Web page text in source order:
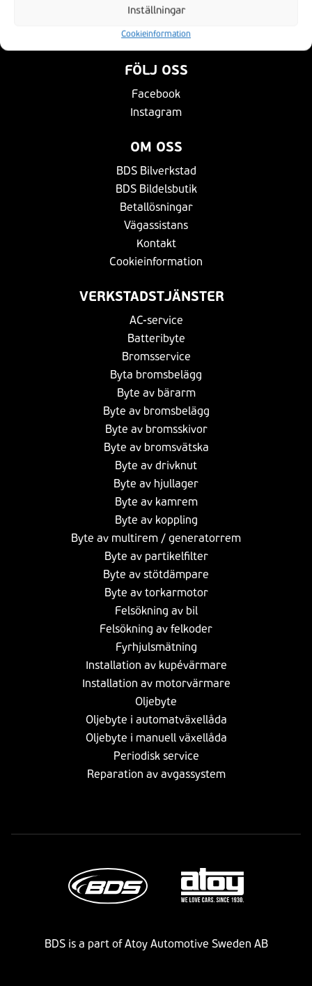
Inställningar
Cookieinformation
BLI EN AV OSS
Bli en av oss
FÖLJ OSS
Facebook
Instagram
OM OSS
BDS Bilverkstad
BDS Bildelsbutik
Betallösningar
Vägassistans
Kontakt
Cookieinformation
VERKSTADSTJÄNSTER
AC-service
Batteribyte
Bromsservice
Byta bromsbelägg
Byte av bärarm
Byte av bromsbelägg
Byte av bromsskivor
Byte av bromsvätska
Byte av drivknut
Byte av hjullager
Byte av kamrem
Byte av koppling
Byte av multirem / generatorrem
Byte av partikelfilter
Byte av stötdämpare
Byte av torkarmotor
Felsökning av bil
Felsökning av felkoder
Fyrhjulsmätning
Installation av kupévärmare
Installation av motorvärmare
Oljebyte
Oljebyte i automatväxellåda
Oljebyte i manuell växellåda
Periodisk service
Reparation av avgassystem
BDS is a part of Atoy Automotive Sweden AB